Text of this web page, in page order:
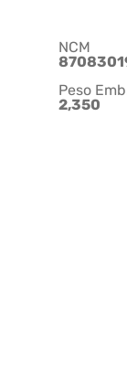
NCM
Peso
2,350